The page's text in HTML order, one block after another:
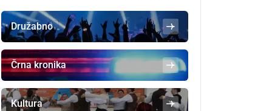
Družabno
Črna kronika
Kultura